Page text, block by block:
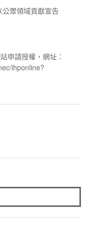
眾領域貢獻宣告
申請授權，網址：
ihponline?